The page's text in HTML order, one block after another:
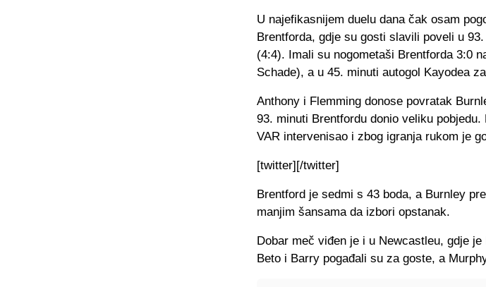
U najefikasnijem duelu dana čak osam
Brentforda, gdje su gosti slavili poveli u
(4:4). Imali su nogometaši Brentforda 3:0
Schade), a u 45. minuti autogol Kayodea
Anthony i Flemming donose povratak
93. minuti Brentfordu donio veliku
VAR intervenisao i zbog igranja rukom je
[twitter][/twitter]
Brentford je sedmi s 43 boda, a Burnley
manjim šansama da izbori opstanak.
Dobar meč viđen je i u Newcastleu, gdje
Beto i Barry pogađali su za goste, a